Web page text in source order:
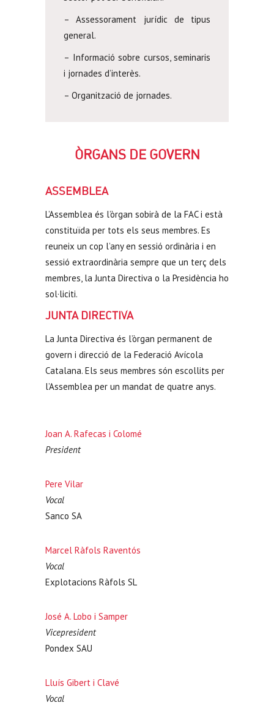
– Assessorament jurídic de tipus
general.
– Informació sobre cursos, seminaris
i jornades d’interès.
– Organització de jornades.
ÒRGANS DE GOVERN
ASSEMBLEA
L’Assemblea és l’òrgan sobirà de la FAC i està
constituïda per tots els seus membres. Es
reuneix un cop l’any en sessió ordinària i en
sessió extraordinària sempre que un terç dels
membres, la Junta Directiva o la Presidència ho
sol·liciti.
JUNTA DIRECTIVA
La Junta Directiva és l’òrgan permanent de
govern i direcció de la Federació Avícola
Catalana. Els seus membres són escollits per
l’Assemblea per un mandat de quatre anys.
Joan A. Rafecas i Colomé
President
Pere Vilar
Vocal
Sanco SA
Marcel Ràfols Raventós
Vocal
Explotacions Ràfols SL
José A. Lobo i Samper
Vicepresident
Pondex SAU
Lluís Gibert i Clavé
Vocal